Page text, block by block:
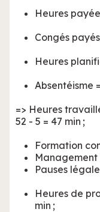
Heures
Congés
Heures
Absentéisme
=> Heures
52 - 5 = 47 min ;
Formation
Management
Pauses
Heures de
min ;